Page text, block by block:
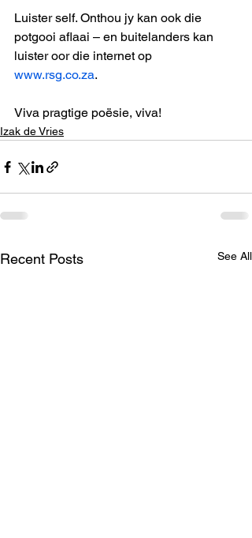
Luister self. Onthou jy kan ook die
potgooi aflaai – en buitelanders kan
luister oor die internet op
www.rsg.co.za.
Viva pragtige poësie, viva!
Izak de Vries
Recent Posts See All